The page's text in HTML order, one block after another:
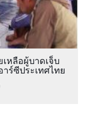
หลือผู้บาดเจ็บ
ร์ซีประเทศไทย